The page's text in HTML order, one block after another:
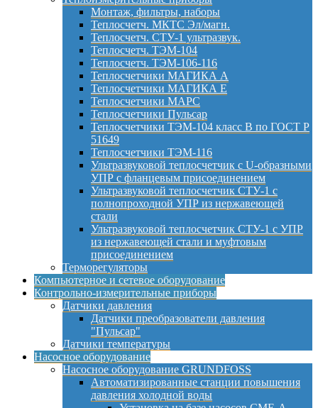
Монтаж, фильтры, наборы
Теплосчетч. МКТС Эл/магн.
Теплосчетч. СТУ-1 ультразвук.
Теплосчетч. ТЭМ-104
Теплосчетч. ТЭМ-106-116
Теплосчетчики МАГИКА А
Теплосчетчики МАГИКА Е
Теплосчетчики МАРС
Теплосчетчики Пульсар
Теплосчетчики ТЭМ-104 класс B по ГОСТ Р
51649
Теплосчетчики ТЭМ-116
Ультразвуковой теплосчетчик с U-образными
УПР с фланцевым присоединением
Ультразвуковой теплосчетчик СТУ-1 с
полнопроходной УПР из нержавеющей
стали
Ультразвуковой теплосчетчик СТУ-1 с УПР
из нержавеющей стали и муфтовым
присоединением
Терморегуляторы
Компьютерное и сетевое оборудование
Контрольно-измерительные приборы
Датчики давления
Датчики преобразователи давления
"Пульсар"
Датчики температуры
Насосное оборудование
Насосное оборудование GRUNDFOSS
Автоматизированные станции повышения
давления холодной воды